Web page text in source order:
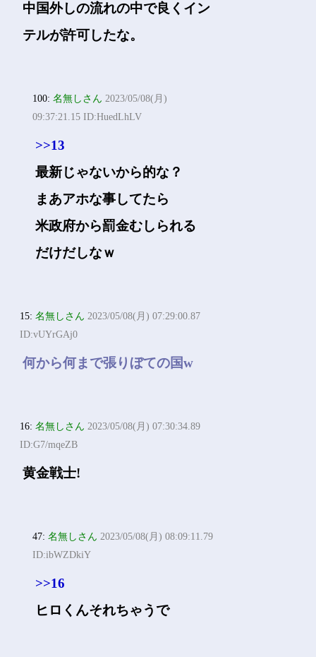
中国外しの流れの中で良くイン
テルが許可したな。
100:名無しさん 2023/05/08(月)
09:37:21.15 ID:HuedLhLV
>>13
最新じゃないから的な？
まあアホな事してたら
米政府から罰金むしられる
だけだしなｗ
15:名無しさん 2023/05/08(月) 07:29:00.87
ID:vUYrGAj0
何から何まで張りぼての国w
16:名無しさん 2023/05/08(月) 07:30:34.89
ID:G7/mqeZB
黄金戦士!
47:名無しさん 2023/05/08(月) 08:09:11.79
ID:ibWZDkiY
>>16
ヒロくんそれちゃうで